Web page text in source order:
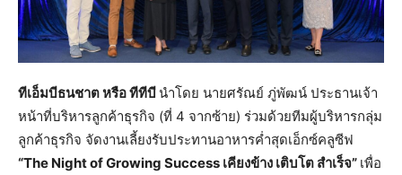
ทีเอ็มบีธนชาต หรือ ทีทีบีนำโดย นายศรัณย์ ภู่พัฒน์ ประธานเจ้า
หน้าที่บริหารลูกค้าธุรกิจ (ที่ 4 จากซ้าย) ร่วมด้วยทีมผู้บริหารกลุ่ม
ลูกค้าธุรกิจ จัดงานเลี้ยงรับประทานอาหารค่ำสุดเอ็กซ์คลูซีฟ
“The Night of Growing Success เคียงข้าง เติบโต สำเร็จ” เพื่อ